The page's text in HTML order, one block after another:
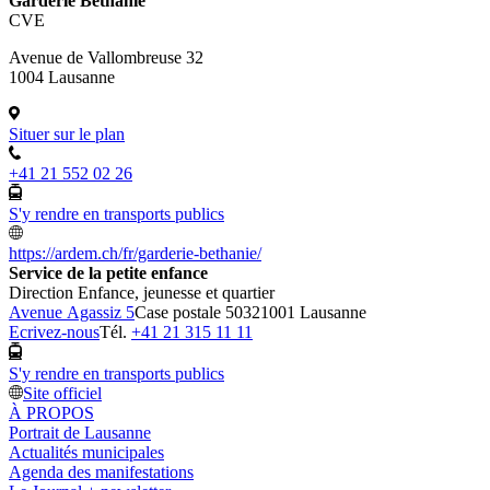
CVE
Avenue de Vallombreuse 32
1004 Lausanne
Situer sur le plan
+41 21 552 02 26
S'y rendre en transports publics
https://ardem.ch/fr/garderie-bethanie/
Service de la petite enfance
Direction Enfance, jeunesse et quartier
Avenue Agassiz 5Case postale 50321001 Lausanne
Ecrivez-nousTél. +41 21 315 11 11
S'y rendre en transports publics
Site officiel
À PROPOS
Portrait de Lausanne
Actualités municipales
Agenda des manifestations